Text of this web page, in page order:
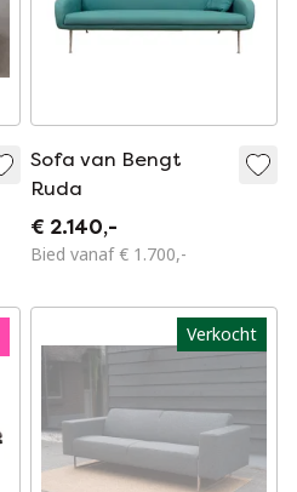
Sofa van Bengt
Ruda
€ 2.140,-
Bied vanaf € 1.700,-
Verkocht